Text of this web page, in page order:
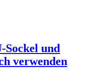
Sockel und
verwenden